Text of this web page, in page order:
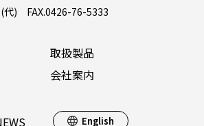
代) FAX.0426-76-5333
取扱製品
会社案内
English